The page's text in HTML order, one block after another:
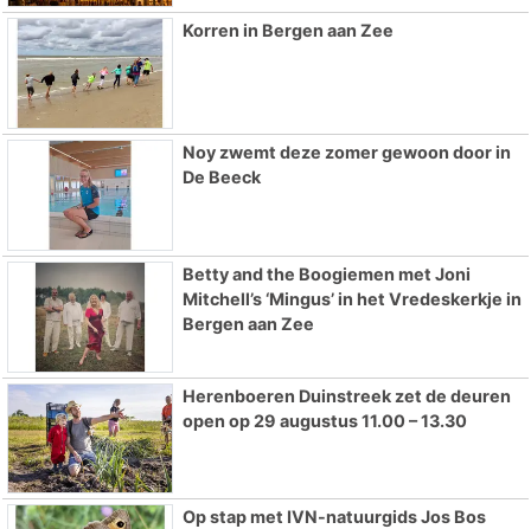
Korren in Bergen aan Zee
Noy zwemt deze zomer gewoon door in
De Beeck
Betty and the Boogiemen met Joni
Mitchell’s ‘Mingus’ in het Vredeskerkje in
Bergen aan Zee
Herenboeren Duinstreek zet de deuren
open op 29 augustus 11.00 – 13.30
Op stap met IVN-natuurgids Jos Bos